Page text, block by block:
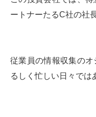
ートナーたるC社の社
従業員の情報収集の
るしく忙しい日々では